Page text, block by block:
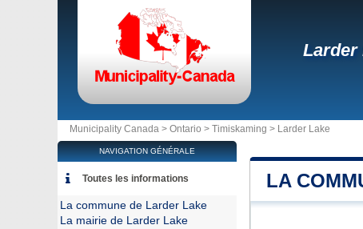
Larder
Municipality Canada > Ontario > Timiskaming > Larder Lake
LA
NAVIGATION GÉNÉRALE
Toutes les informations
La commune de Larder Lake
La mairie de Larder Lake